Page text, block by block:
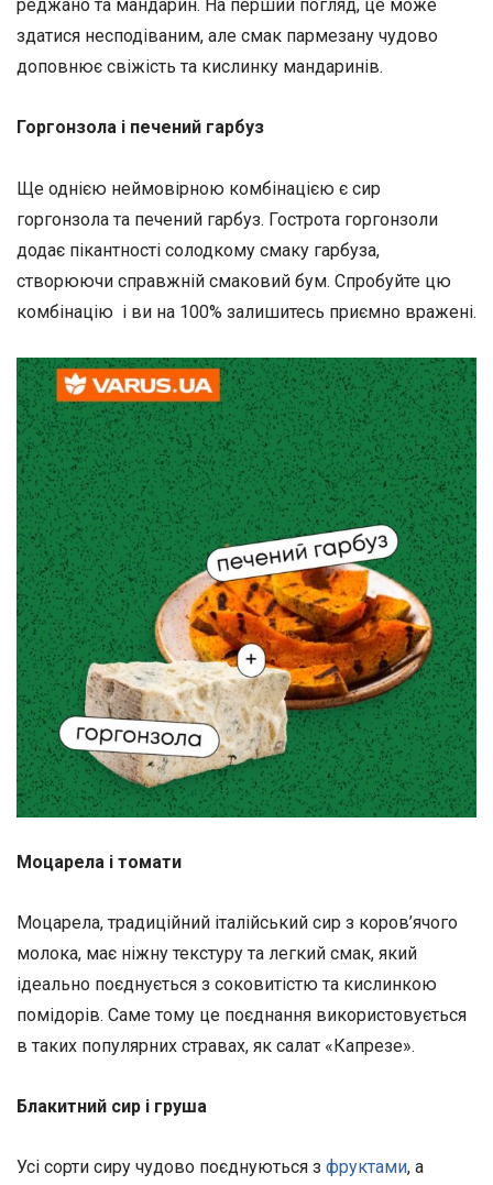
реджано та мандарин. На перший погляд, це може
здатися несподіваним, але смак пармезану чудово
доповнює свіжість та кислинку мандаринів.
Горгонзола і печений гарбуз
Ще однією неймовірною комбінацією є сир
горгонзола та печений гарбуз. Гострота горгонзоли
додає пікантності солодкому смаку гарбуза,
створюючи справжній смаковий бум. Спробуйте цю
комбінацію і ви на 100% залишитесь приємно вражені.
Моцарела і томати
Моцарела, традиційний італійський сир з коров’ячого
молока, має ніжну текстуру та легкий смак, який
ідеально поєднується з соковитістю та кислинкою
помідорів. Саме тому це поєднання використовується
в таких популярних стравах, як салат «Капрезе».
Блакитний сир і груша
Усі сорти сиру чудово поєднуються з фруктами, а